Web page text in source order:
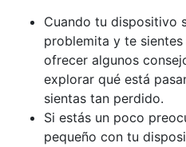
Cuando tu dispositivo
problemita y te
ofrecer algunos
explorar qué está
sientas tan perdido.
Si estás un poco
pequeño con tu